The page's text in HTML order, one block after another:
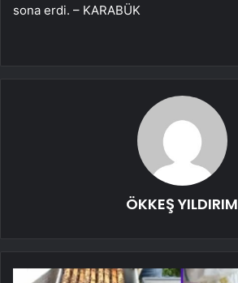
sona erdi. – KARABÜK
ÖKKEŞ YILDIRIM